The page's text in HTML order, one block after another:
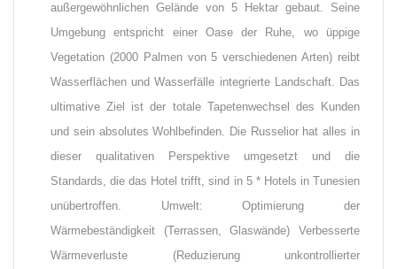
außergewöhnlichen Gelände von 5 Hektar gebaut. Seine
Umgebung entspricht einer Oase der Ruhe, wo üppige
Vegetation (2000 Palmen von 5 verschiedenen Arten) reibt
Wasserflächen und Wasserfälle integrierte Landschaft. Das
ultimative Ziel ist der totale Tapetenwechsel des Kunden
und sein absolutes Wohlbefinden. Die Russelior hat alles in
dieser qualitativen Perspektive umgesetzt und die
Standards, die das Hotel trifft, sind in 5 * Hotels in Tunesien
unübertroffen. Umwelt: Optimierung der
Wärmebeständigkeit (Terrassen, Glaswände) Verbesserte
Wärmeverluste (Reduzierung unkontrollierter